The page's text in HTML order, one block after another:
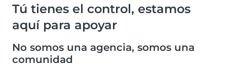
Tú tienes el control, estamos
aquí para apoyar
No somos una agencia, somos una
comunidad